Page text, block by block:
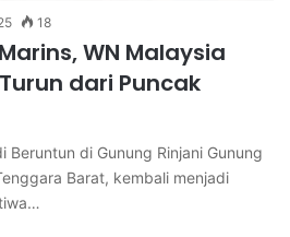
18
WN Malaysia
dari Puncak
Beruntun di Gunung Rinjani Gunung
Barat, kembali menjadi